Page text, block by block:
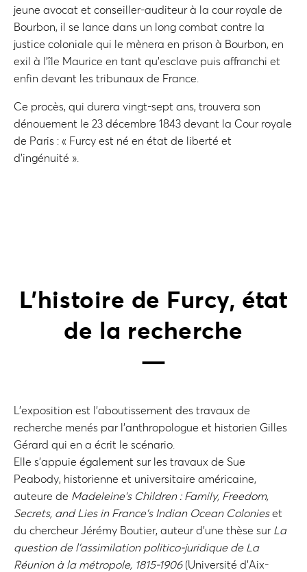
jeune avocat et conseiller-auditeur à la cour royale de
Bourbon, il se lance dans un long combat contre la
justice coloniale qui le mènera en prison à Bourbon, en
exil à l’île Maurice en tant qu’esclave puis affranchi et
enfin devant les tribunaux de France.
Ce procès, qui durera vingt-sept ans, trouvera son
dénouement le 23 décembre 1843 devant la Cour royale
de Paris : « Furcy est né en état de liberté et
d’ingénuité ».
L’histoire de Furcy, état
de la recherche
L’exposition est l’aboutissement des travaux de
recherche menés par l’anthropologue et historien Gilles
Gérard qui en a écrit le scénario.
Elle s’appuie également sur les travaux de Sue
Peabody, historienne et universitaire américaine,
auteure de Madeleine’s Children : Family, Freedom,
Secrets, and Lies in France’s Indian Ocean Colonieset
du chercheur Jérémy Boutier, auteur d’une thèse sur La
question de l’assimilation politico-juridique de La
Réunion à la métropole, 1815-1906(Université d’Aix-